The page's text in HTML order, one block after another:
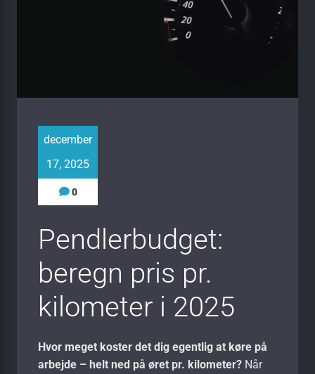
december
17, 2025
0
Pendlerbudget:
beregn pris pr.
kilometer i 2025
Hvor meget koster det dig egentlig at køre på
arbejde – helt ned på øret pr. kilometer? Når